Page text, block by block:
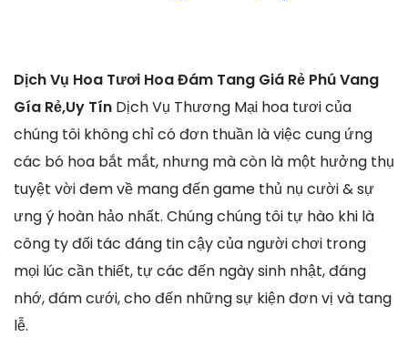
Dịch Vụ Hoa Tươi Hoa Đám Tang Giá Rẻ Phú Vang
Gía Rẻ,Uy Tín Dịch Vụ Thương Mại hoa tươi của
chúng tôi không chỉ có đơn thuần là việc cung ứng
các bó hoa bắt mắt, nhưng mà còn là một hưởng thụ
tuyệt vời đem về mang đến game thủ nụ cười & sự
ưng ý hoàn hảo nhất. Chúng chúng tôi tự hào khi là
công ty đối tác đáng tin cậy của người chơi trong
mọi lúc cần thiết, tự các đến ngày sinh nhật, đáng
nhớ, đám cưới, cho đến những sự kiện đơn vị và tang
lễ.